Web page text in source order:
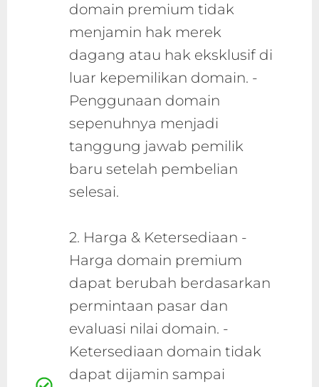
domain premium tidak
menjamin hak merek
dagang atau hak eksklusif di
luar kepemilikan domain. -
Penggunaan domain
sepenuhnya menjadi
tanggung jawab pemilik
baru setelah pembelian
selesai.
2. Harga & Ketersediaan -
Harga domain premium
dapat berubah berdasarkan
permintaan pasar dan
evaluasi nilai domain. -
Ketersediaan domain tidak
dapat dijamin sampai